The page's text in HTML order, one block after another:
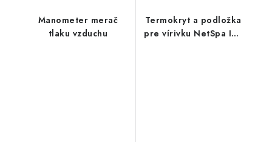
Manometer merač
tlaku vzduchu
Termokryt a podložka
pre vírivku NetSpa IZY